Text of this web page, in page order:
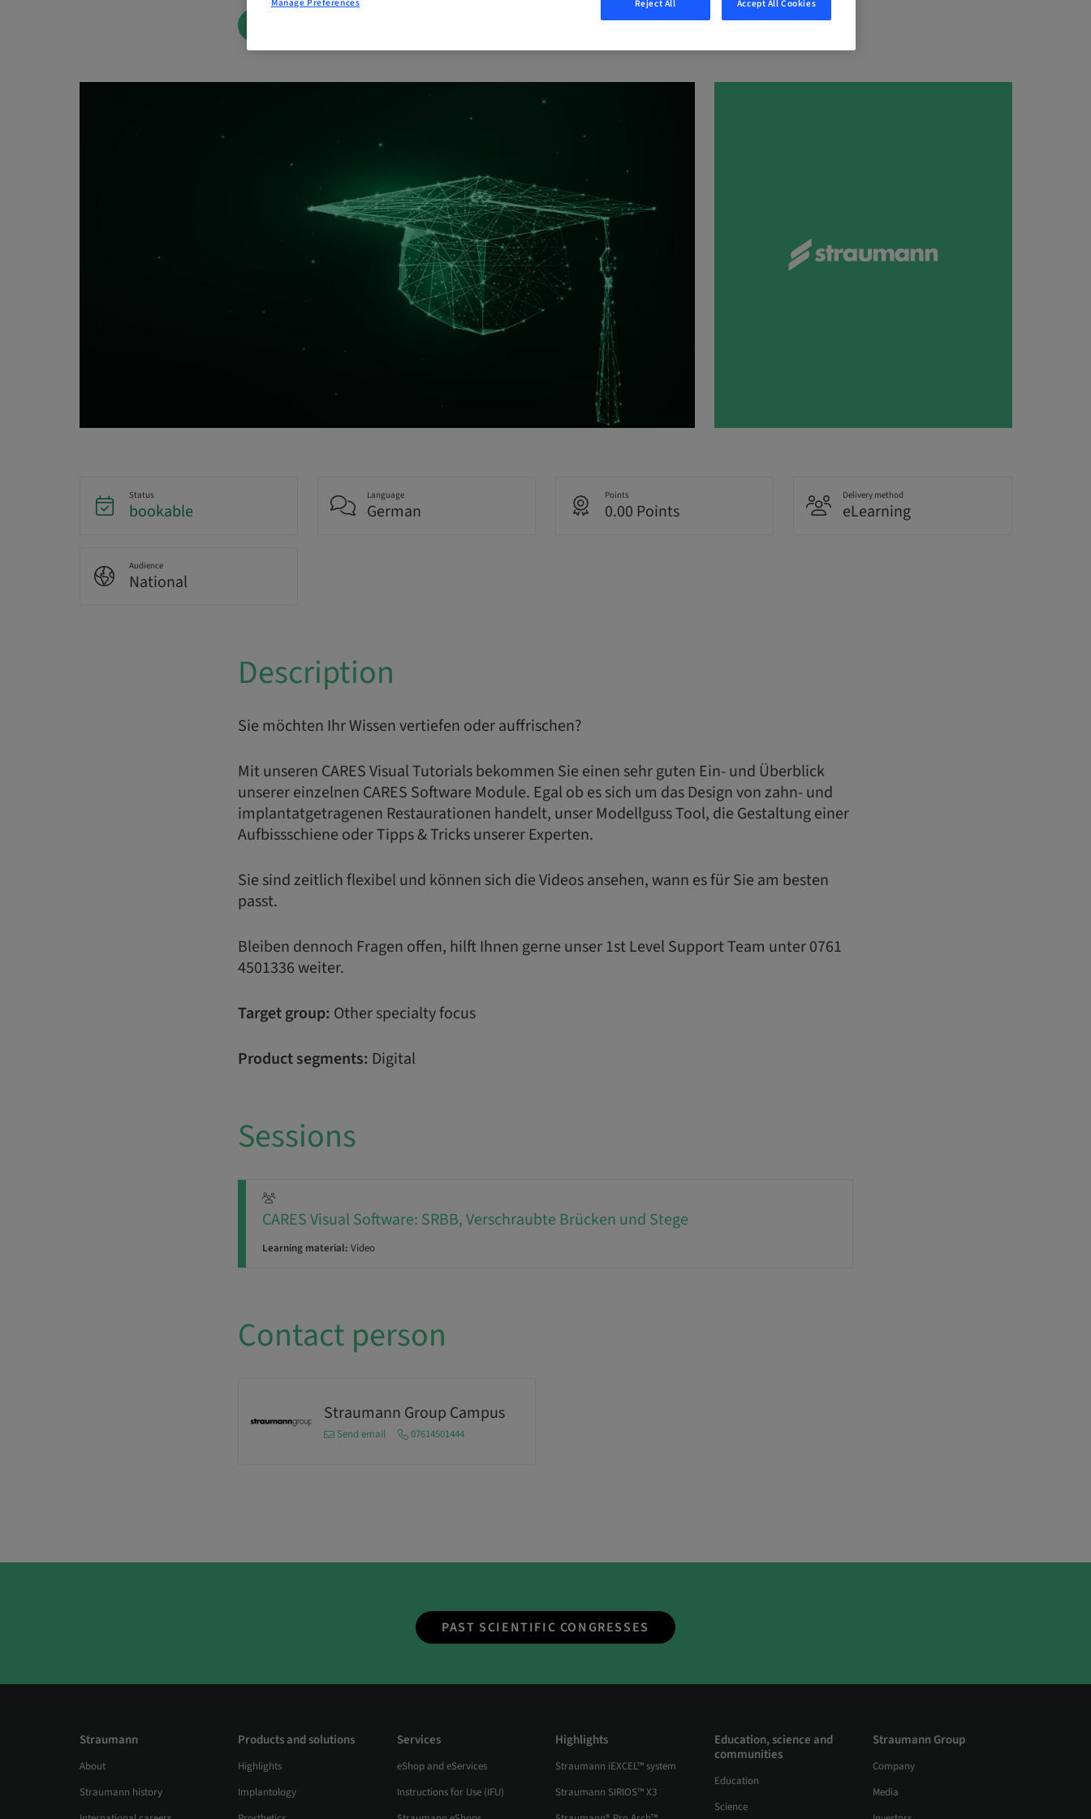
Status
bookable
Language
German
Points
0.00 Points
Delivery method
eLearning
Audience
National
Description
Sie möchten Ihr Wissen vertiefen oder auffrischen?
Mit unseren CARES Visual Tutorials bekommen Sie einen sehr guten Ein- und Überblick
unserer einzelnen CARES Software Module. Egal ob es sich um das Design von zahn- und
implantatgetragenen Restaurationen handelt, unser Modellguss Tool, die Gestaltung einer
Aufbissschiene oder Tipps & Tricks unserer Experten.
Sie sind zeitlich flexibel und können sich die Videos ansehen, wann es für Sie am besten
passt.
Bleiben dennoch Fragen offen, hilft Ihnen gerne unser 1st Level Support Team unter 0761
4501336 weiter.
Target group: Other specialty focus
Product segments: Digital
Sessions
CARES Visual Software: SRBB, Verschraubte Brücken und Stege
Learning material: Video
Contact person
Straumann Group Campus
Send email 07614501444
PAST SCIENTIFIC CONGRESSES
Straumann
About
Straumann history
Products and solutions
Highlights
Implantology
Services
eShop and eServices
Instructions for Use (IFU)
Highlights
Straumann iEXCEL™ system
Straumann SIRIOS™ X3
Education, science and
communities
Education
Science
Straumann Group
Company
Media
Reject All Accept All Cookies
Manage Preferences